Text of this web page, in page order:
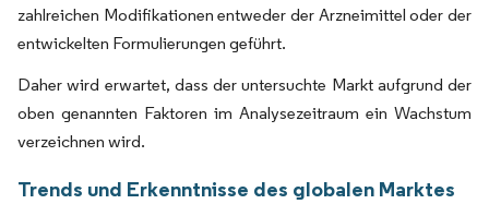
zahlreichen Modifikationen entweder der Arzneimittel oder der
entwickelten Formulierungen geführt.
Daher wird erwartet, dass der untersuchte Markt aufgrund der
oben genannten Faktoren im Analysezeitraum ein Wachstum
verzeichnen wird.
Trends und Erkenntnisse des globalen Marktes